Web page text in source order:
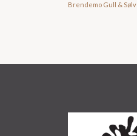
Brendemo Gull & Sølv